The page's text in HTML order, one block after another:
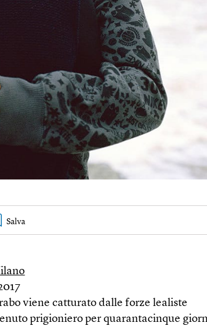
viene catturato dalle forze lealiste
prigioniero per quarantacinque